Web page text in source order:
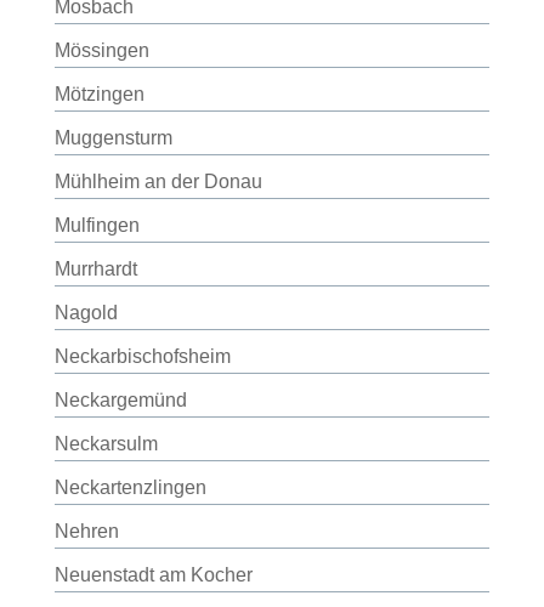
Mosbach
Mössingen
Mötzingen
Muggensturm
Mühlheim an der Donau
Mulfingen
Murrhardt
Nagold
Neckarbischofsheim
Neckargemünd
Neckarsulm
Neckartenzlingen
Nehren
Neuenstadt am Kocher